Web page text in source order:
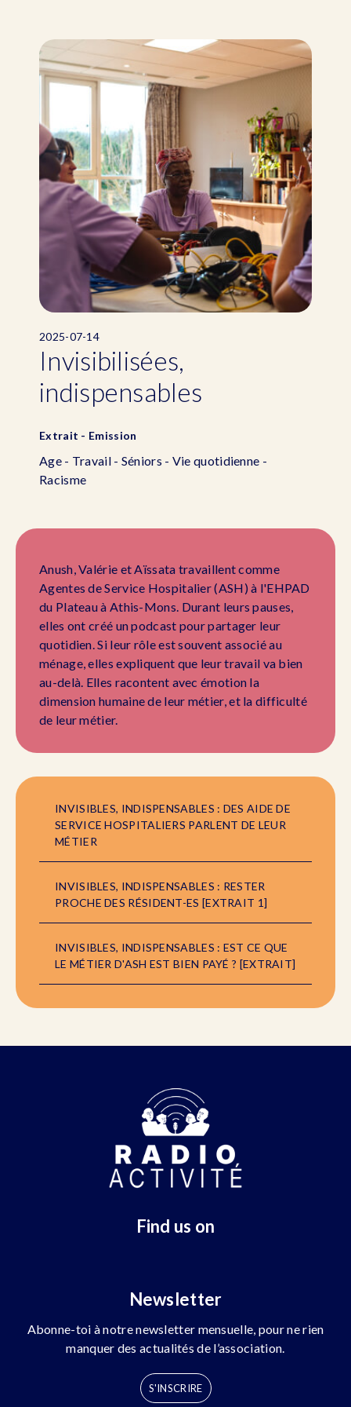
2025-07-14
Invisibilisées,
indispensables
Extrait - Emission
Age - Travail - Séniors - Vie quotidienne -
Racisme
Anush, Valérie et Aïssata travaillent comme
Agentes de Service Hospitalier (ASH) à l'EHPAD
du Plateau à Athis-Mons. Durant leurs pauses,
elles ont créé un podcast pour partager leur
quotidien. Si leur rôle est souvent associé au
ménage, elles expliquent que leur travail va bien
au-delà. Elles racontent avec émotion la
dimension humaine de leur métier, et la difficulté
de leur métier.
INVISIBLES, INDISPENSABLES : DES AIDE DE
SERVICE HOSPITALIERS PARLENT DE LEUR
MÉTIER
INVISIBLES, INDISPENSABLES : RESTER
PROCHE DES RÉSIDENT-ES [EXTRAIT 1]
INVISIBLES, INDISPENSABLES : EST CE QUE
LE MÉTIER D'ASH EST BIEN PAYÉ ? [EXTRAIT]
Find us on
Newsletter
Abonne-toi à notre newsletter mensuelle, pour ne rien
manquer des actualités de l’association.
S'INSCRIRE